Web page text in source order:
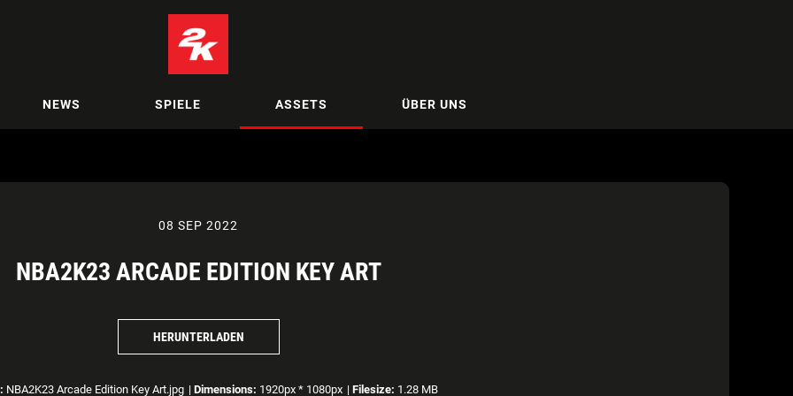
NEWS SPIELE ASSETS ÜBER UNS
08 SEP 2022
NBA2K23 ARCADE EDITION KEY ART
HERUNTERLADEN
NBA2K23 Arcade Edition Key Art.jpg | Dimensions: 1920px * 1080px | Filesize: 1.28 MB